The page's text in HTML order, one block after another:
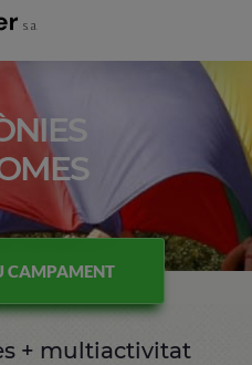
CAMPAMENT
+ multiactivitat